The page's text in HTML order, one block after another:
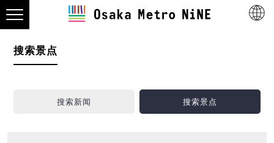
搜索景点
搜索新闻 搜索景点